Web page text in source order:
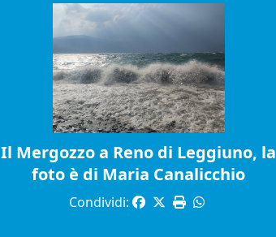
Il Mergozzo a Reno di Leggiuno, la
foto è di Maria Canalicchio
Condividi: